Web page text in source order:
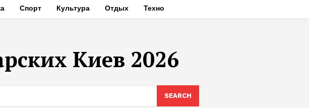
Спорт Культура Отдых Техно
Киев 2026
SEARCH